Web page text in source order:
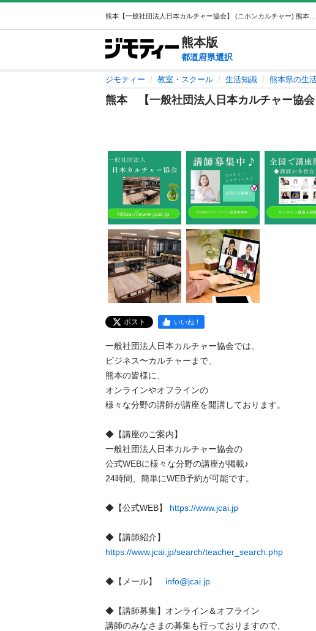
熊本版
都道府県選択
ジモティー 教室・スクール 生活知識 熊本県の生
熊本 【一般社団法人日本カルチャー協会
ポスト いいね！
一般社団法人日本カルチャー協会では、
ビジネス〜カルチャーまで、
熊本の皆様に、
オンラインやオフラインの
様々な分野の講師が講座を開講しております。
◆【講座のご案内】
一般社団法人日本カルチャー協会の
公式WEBに様々な分野の講座が掲載♪
24時間、簡単にWEB予約が可能です。
◆【公式WEB】 https://www.jcai.jp
https://www.jcai.jp/search/teacher_search.php
◆【メール】 info@jcai.jp
◆【講師募集】オンライン＆オフライン
講師のみなさまの募集も行っておりますので、